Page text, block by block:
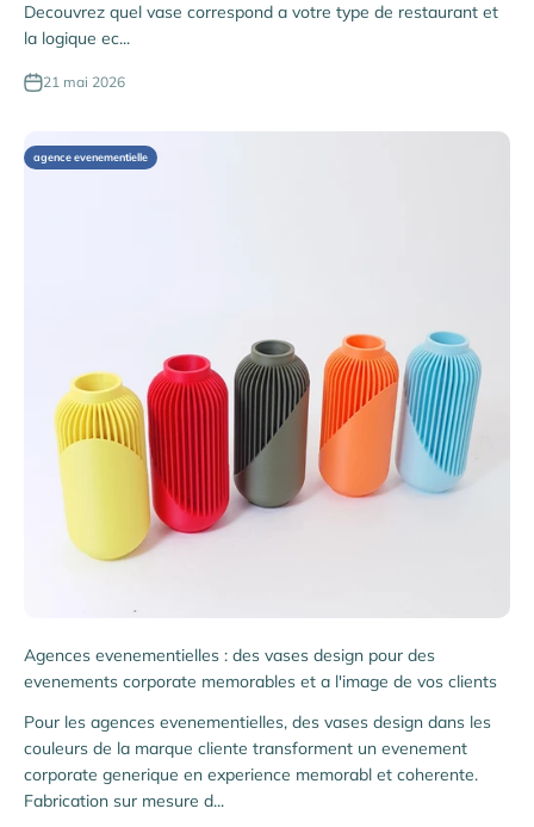
Decouvrez quel vase correspond a votre type de restaurant et
la logique ec...
21 mai 2026
agence evenementielle
Agences evenementielles : des vases design pour des
evenements corporate memorables et a l'image de vos clients
Pour les agences evenementielles, des vases design dans les
couleurs de la marque cliente transforment un evenement
corporate generique en experience memorabl et coherente.
Fabrication sur mesure d...